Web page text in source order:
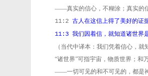
——真实的信心，不糊涂；真实的
11:2 古人在这信上得了美好的证据
11:3 我们因着信，就知道诸世界
（当代中译本：我们凭着信心，
“诸世界”可指宇宙，物质世界；和
——一切可见的和不可见的，都是